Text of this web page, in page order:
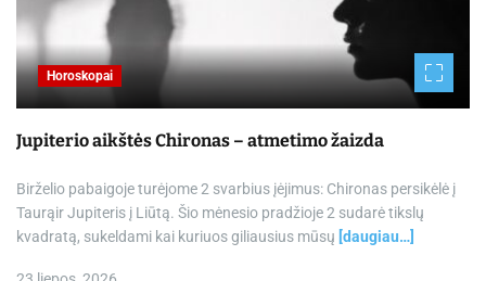
Horoskopai
Jupiterio aikštės Chironas – atmetimo žaizda
Birželio pabaigoje turėjome 2 svarbius įėjimus: Chironas persikėlė į
Taurąir Jupiteris į Liūtą. Šio mėnesio pradžioje 2 sudarė tikslų
kvadratą, sukeldami kai kuriuos giliausius mūsų [daugiau…]